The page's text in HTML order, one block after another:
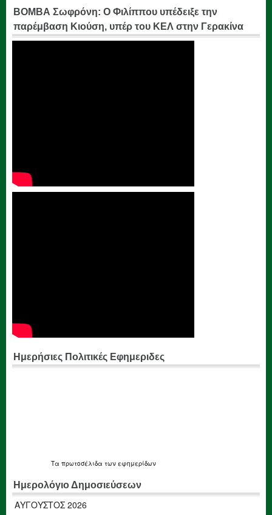
ΒΟΜΒΑ Σωφρόνη: Ο Φιλίππου υπέδειξε την
παρέμβαση Κιούση, υπέρ του ΚΕΛ στην Γερακίνα
Ημερήσιες Πολιτικές Εφημεριδες
Τα πρωτοσέλιδα των εφημερίδων
Ημερολόγιο Δημοσιεύσεων
ΑΎΓΟΥΣΤΟΣ 2026